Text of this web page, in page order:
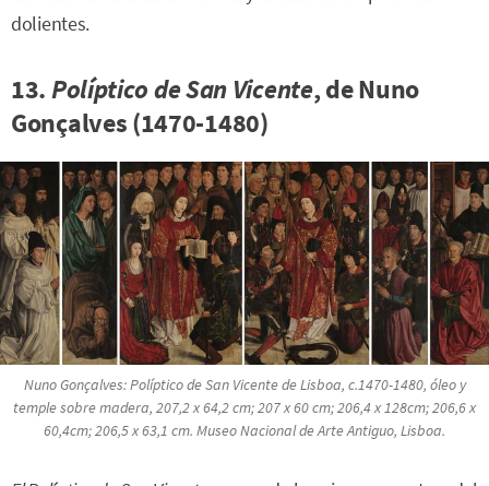
dolientes.
13.Políptico de San Vicente, de Nuno
Gonçalves (1470-1480)
Nuno Gonçalves:Políptico de San Vicente de Lisboa, c.1470-1480, óleo y
temple sobre madera, 207,2 x 64,2 cm; 207 x 60 cm; 206,4 x 128cm; 206,6 x
60,4cm; 206,5 x 63,1 cm. Museo Nacional de Arte Antiguo, Lisboa.